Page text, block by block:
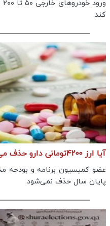
کند.
آیا ارز ۴۲۰۰تومانی دارو حذف می‌شود
پایان سال حذف نمی‌شود.